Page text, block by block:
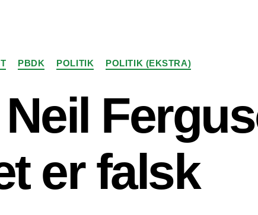
Kategorier
PBDK POLITIK POLITIK (EKSTRA)
er falsk